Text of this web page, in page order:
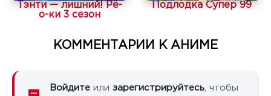
Тэнти — лишний! Рё-
о-ки 3 сезон
Подлодка Супер 99
КОММЕНТАРИИ К АНИМЕ
Войдите или зарегистрируйтесь , чтобы